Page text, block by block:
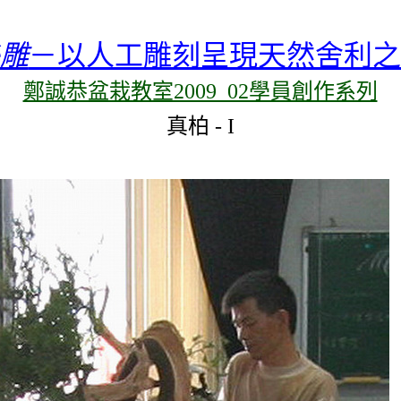
－以人工雕刻呈現天然舍利
鄭誠恭盆栽教室2009_02學員創作系列
真柏 - I